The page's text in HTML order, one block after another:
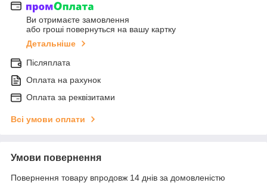
Ви отримаєте замовлення
або гроші повернуться на вашу картку
Детальніше
Післяплата
Оплата на рахунок
Оплата за реквізитами
Всі умови оплати
Умови повернення
Повернення товару впродовж 14 днів за домовленістю